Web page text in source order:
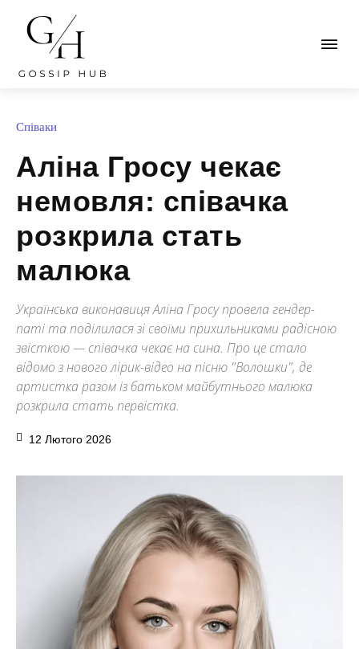
Співаки
Аліна Гросу чекає
немовля: співачка
розкрила стать
малюка
Українська виконавиця Аліна Гросу провела гендер-
паті та поділилася зі своїми прихильниками радісною
звісткою — співачка чекає на сина. Про це стало
відомо з нового лірик-відео на пісню "Волошки", де
артистка разом із батьком майбутнього малюка
розкрила стать первістка.
12 Лютого 2026